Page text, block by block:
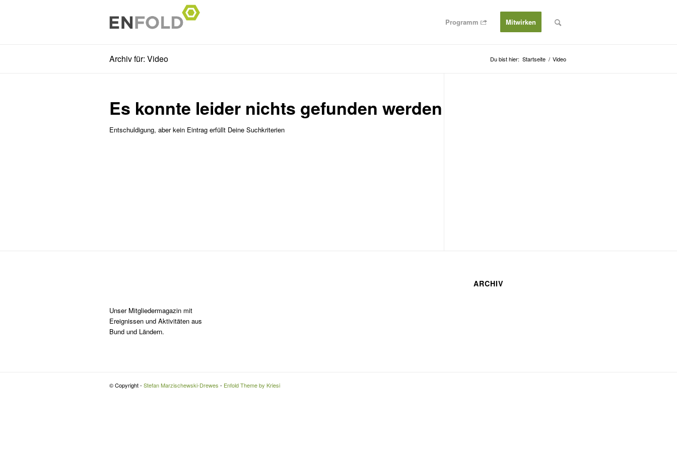
Programm Mitwirken
Archiv für: Video Du bist hier: Startseite / Video
Es konnte leider nichts gefunden werden
Entschuldigung, aber kein Eintrag erfüllt Deine Suchkriterien
Unser Mitgliedermagazin mit
Ereignissen und Aktivitäten aus
Bund und Ländern.
ARCHIV
© Copyright - Stefan Marzischewski-Drewes - Enfold Theme by Kriesi